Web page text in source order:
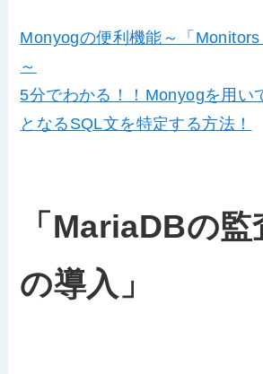
Monyogの便利機能～「Monitors
～
5分でわかる！！Monyogを用い
となるSQL文を特定する方法！
「MariaDBの
の導入」